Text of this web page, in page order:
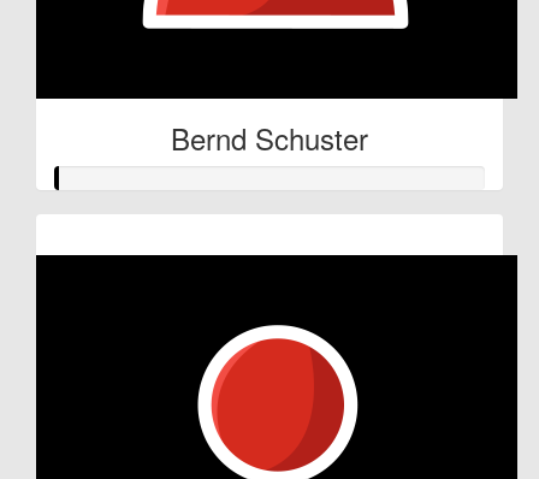
Bernd Schuster